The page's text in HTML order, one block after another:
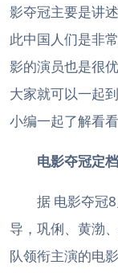
影夺冠主要是讲
此中国人们是非
影的演员也是很
大家就可以一起
小编一起了解看
电影夺冠定
据 电影夺冠8
导，巩俐、黄渤
队领衔主演的电